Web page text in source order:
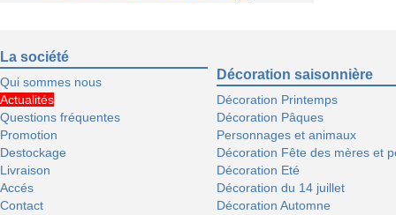
La société
Qui sommes nous
Actualités
Questions fréquentes
Promotion
Destockage
Livraison
Accés
Contact
Décoration saisonnière
Décoration Printemps
Décoration Pâques
Personnages et animaux
Décoration Fête des mères et
Décoration Eté
Décoration du 14 juillet
Décoration Automne